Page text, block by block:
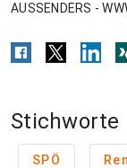
AUSSENDERS -
Stichworte
SPÖ